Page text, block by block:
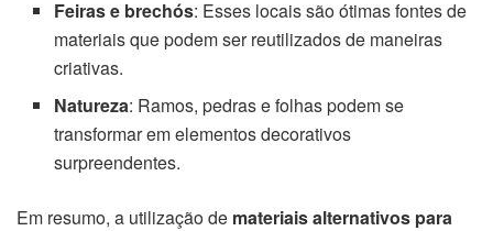
Feiras e brechós: Esses locais são ótimas fontes de
materiais que podem ser reutilizados de maneiras
criativas.
Natureza: Ramos, pedras e folhas podem se
transformar em elementos decorativos
surpreendentes.
Em resumo, a utilização de materiais alternativos para